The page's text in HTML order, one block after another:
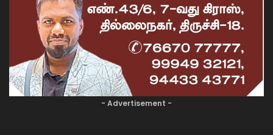
- Advertisement -